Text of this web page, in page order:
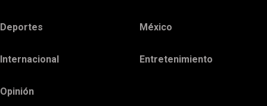
Deportes México
Internacional Entretenimiento
Opinión